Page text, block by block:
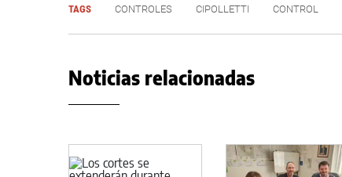
TAGS CONTROLES CIPOLLETTI CONTROL
Noticias relacionadas